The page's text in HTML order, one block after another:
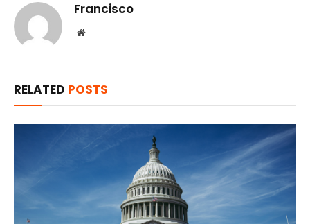
Francisco
Website
RELATED POSTS